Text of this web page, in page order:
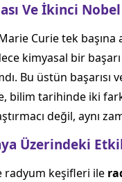
Ve İkinci Nobel
Curie tek
kimyasal bir
Bu üstün
bilim tarihinde iki
değil, aynı
Üzerindeki
radyum keşifleri ile